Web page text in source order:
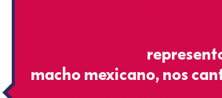
macho mexicano, nos